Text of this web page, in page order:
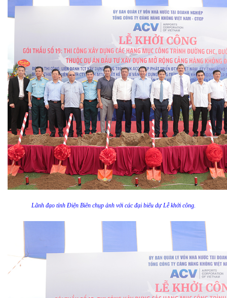
Lãnh đạo tỉnh Điện Biên chụp ảnh với các đại biểu dự Lễ khởi công.